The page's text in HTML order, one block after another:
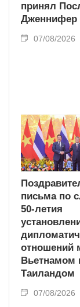
принял
Дженнифер
07/08/2026
письма по
50-летия
отношений
Вьетнамом
Таиландом
07/08/2026